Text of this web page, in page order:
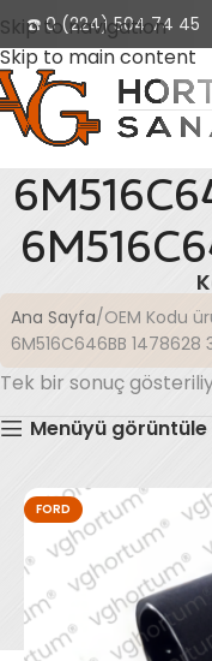
Skip to navigation
Skip to main content
☎️ 0 (224) 504 74 45
Ana Sayfa OEM Kodu
6M516C646BB 1478628
Tek bir sonuç
Menüyü görüntüle
FORD